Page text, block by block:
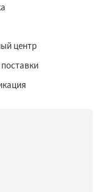
центр